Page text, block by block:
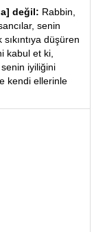
değil: Rabbin,
senin
düşüren
kabul et ki,
iyiliğini
kendi ellerinle